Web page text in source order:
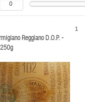
Reggiano D.O.P. -
1